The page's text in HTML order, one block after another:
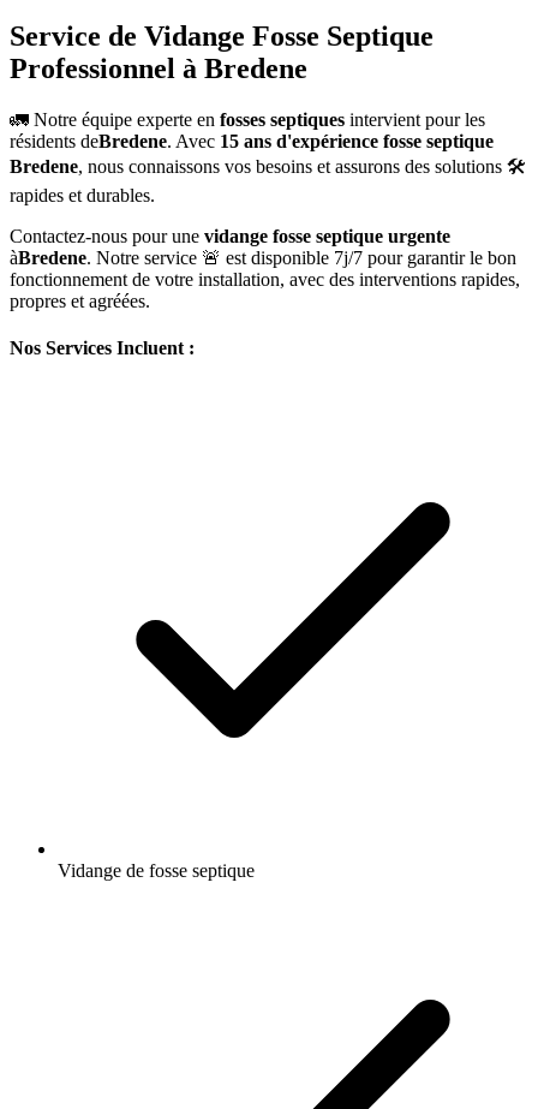
Service de Vidange Fosse Septique
Professionnel à Bredene
🚛 Notre équipe experte en fosses septiques intervient pour les
résidents deBredene. Avec 15 ans d'expérience fosse septique
Bredene, nous connaissons vos besoins et assurons des solutions 🛠️
rapides et durables.
Contactez-nous pour une vidange fosse septique urgente
àBredene. Notre service 🚨 est disponible 7j/7 pour garantir le bon
fonctionnement de votre installation, avec des interventions rapides,
propres et agréées.
Nos Services Incluent :
Vidange de fosse septique